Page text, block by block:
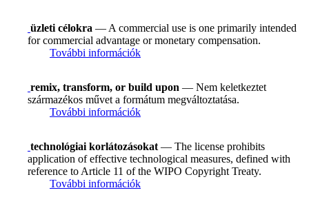
üzleti célokra — A commercial use is one primarily intended
for commercial advantage or monetary compensation.
További információk
remix, transform, or build upon — Nem keletkeztet
származékos művet a formátum megváltoztatása.
További információk
technológiai korlátozásokat — The license prohibits
application of effective technological measures, defined with
reference to Article 11 of the WIPO Copyright Treaty.
További információk